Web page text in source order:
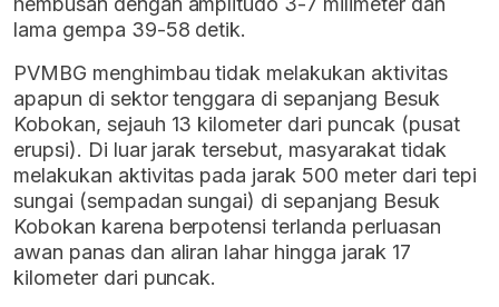
lama gempa 39-58 detik.
PVMBG menghimbau tidak melakukan aktivitas
apapun di sektor tenggara di sepanjang Besuk
Kobokan, sejauh 13 kilometer dari puncak (pusat
erupsi). Di luar jarak tersebut, masyarakat tidak
melakukan aktivitas pada jarak 500 meter dari tepi
sungai (sempadan sungai) di sepanjang Besuk
Kobokan karena berpotensi terlanda perluasan
awan panas dan aliran lahar hingga jarak 17
kilometer dari puncak.